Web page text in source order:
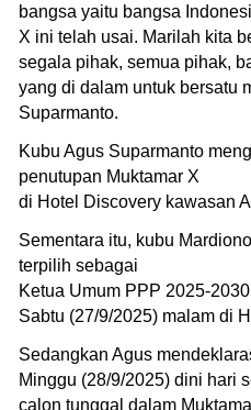
bangsa yaitu bangsa
X ini telah usai. Marilah kita
segala pihak, semua pihak,
yang di dalam untuk bersatu
Suparmanto.
Kubu Agus Suparmanto
penutupan Muktamar X
di Hotel Discovery kawasan
Sementara itu, kubu
terpilih sebagai
Ketua Umum PPP 2025-
Sabtu (27/9/2025) malam di
Sedangkan Agus
Minggu (28/9/2025) dini hari
calon tunggal dalam